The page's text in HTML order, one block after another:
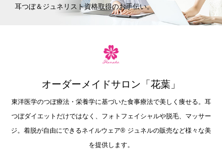
耳つぼ＆ジュネリスト資格取得のお手伝い。
オーダーメイドサロン「花葉」
東洋医学のつぼ療法・栄養学に基づいた食事療法で美しく痩せる。耳
つぼダイエットだけではなく、フォトフェイシャルや脱毛、マッサー
ジ。着脱が自由にできるネイルウェア®︎ ジュネルの販売など様々な美
を提供します。